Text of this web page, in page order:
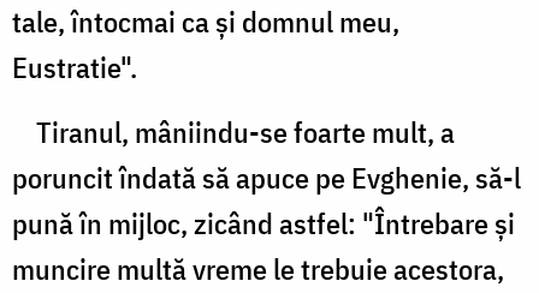
tale, întocmai ca şi domnul meu,
Eustratie".
Tiranul, mâniindu-se foarte mult, a
poruncit îndată să apuce pe Evghenie, să-l
pună în mijloc, zicând astfel: "Întrebare şi
muncire multă vreme le trebuie acestora,